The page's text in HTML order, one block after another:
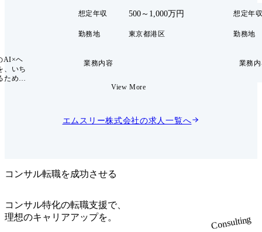
AI×ヘ
、いち
ために
開発競
駆使し
現場へ
してい
鋭チー
想定年収 500～1,000万円
勤務地 東京都港区
業務内容
View More
想定年
勤務地
業務
エムスリー株式会社の求人一覧へ
コンサル転職を成功させる
コンサル特化の転職支援で、
理想のキャリアアップを。
Consulting